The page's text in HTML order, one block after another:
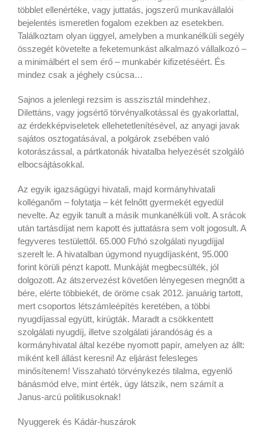
többlet ellenértéke, vagy juttatás, jogszerű munkavállalói
bejelentés ismeretlen fogalom ezekben az esetekben.
Találkoztam olyan üggyel, amelyben a munkanélküli segély
összegét követelte a feketemunkást alkalmazó vállalkozó –
a minimálbért el sem érő – munkabér kifizetéséért. És
mindez csak a jéghely csúcsa…
Sajnos a jelenlegi rezsim is asszisztál mindehhez.
Dilettáns, vagy jogsértő törvényalkotással és gyakorlattal,
az érdekképviseletek ellehetetlenítésével, az anyagi javak
sajátos osztogatásával, a polgárok zsebében való
kotorászással, a pártkatonák hivatalba helyezését szolgáló
elbocsájtásokkal.
Az egyik igazságügyi hivatali, majd kormányhivatali
kolléganőm – folytatja – két felnőtt gyermekét egyedül
nevelte. Az egyik tanult a másik munkanélküli volt. A srácok
után tartásdíjat nem kapott és juttatásra sem volt jogosult. A
fegyveres testülettől. 65.000 Ft/hó szolgálati nyugdíjjal
szerelt le. A hivatalban úgymond nyugdíjasként, 95.000
forint körüli pénzt kapott. Munkáját megbecsülték, jól
dolgozott. Az átszervezést követően lényegesen megnőtt a
bére, elérte többiekét, de öröme csak 2012. januárig tartott,
mert csoportos létszámleépítés keretében, a többi
nyugdíjassal együtt, kirúgták. Maradt a csökkentett
szolgálati nyugdíj, illetve szolgálati járandóság és a
kormányhivatal által kezébe nyomott papír, amelyen az állt:
miként kell állást keresni! Az eljárást felesleges
minősítenem! Visszaható törvénykezés tilalma, egyenlő
bánásmód elve, mint érték, úgy látszik, nem számít a
Janus-arcú politikusoknak!
Nyuggerek és Kádár-huszárok